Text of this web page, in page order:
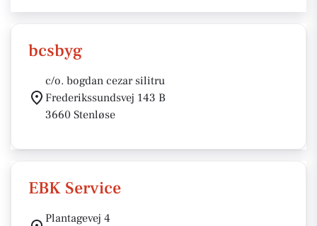
bcsbyg
c/o. bogdan cezar silitru
Frederikssundsvej 143 B
3660 Stenløse
EBK Service
Plantagevej 4